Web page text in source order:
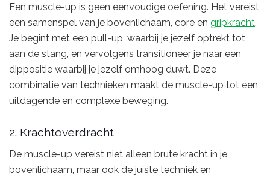
Een muscle-up is geen eenvoudige oefening. Het vereist
een samenspel van je bovenlichaam, core en gripkracht.
Je begint met een pull-up, waarbij je jezelf optrekt tot
aan de stang, en vervolgens transitioneer je naar een
dippositie waarbij je jezelf omhoog duwt. Deze
combinatie van technieken maakt de muscle-up tot een
uitdagende en complexe beweging.
2. Krachtoverdracht
De muscle-up vereist niet alleen brute kracht in je
bovenlichaam, maar ook de juiste techniek en